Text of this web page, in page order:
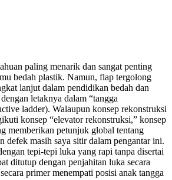
paling menarik dan sangat penting
bedah plastik. Namun, flap tergolong
lanjut dalam pendidikan bedah dan
letaknya dalam “tangga
ladder). Walaupun konsep rekonstruksi
konsep “elevator rekonstruksi,” konsep
memberikan petunjuk global tentang
defek masih saya sitir dalam pengantar ini.
tepi-tepi luka yang rapi tanpa disertai
ditutup dengan penjahitan luka secara
primer menempati posisi anak tangga